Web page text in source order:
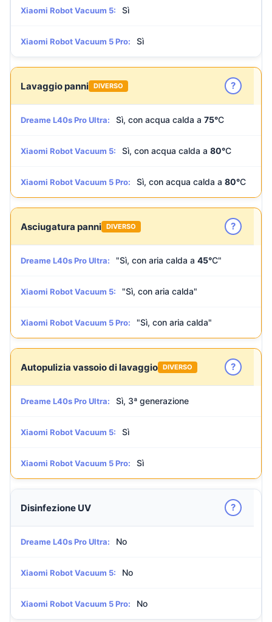
Xiaomi Robot Vacuum 5: Sì
Xiaomi Robot Vacuum 5 Pro: Sì
Lavaggio panni DIVERSO ?
Dreame L40s Pro Ultra: Sì, con acqua calda a 75°C
Xiaomi Robot Vacuum 5: Sì, con acqua calda a 80°C
Xiaomi Robot Vacuum 5 Pro: Sì, con acqua calda a 80°C
Asciugatura panni DIVERSO ?
Dreame L40s Pro Ultra: "Sì, con aria calda a 45°C"
Xiaomi Robot Vacuum 5: "Sì, con aria calda"
Xiaomi Robot Vacuum 5 Pro: "Sì, con aria calda"
Autopulizia vassoio di lavaggio DIVERSO ?
Dreame L40s Pro Ultra: Sì, 3ª generazione
Xiaomi Robot Vacuum 5: Sì
Xiaomi Robot Vacuum 5 Pro: Sì
Disinfezione UV ?
Dreame L40s Pro Ultra: No
Xiaomi Robot Vacuum 5: No
Xiaomi Robot Vacuum 5 Pro: No